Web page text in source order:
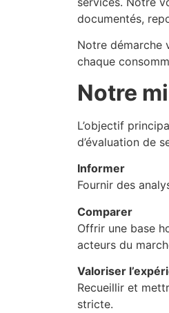
documentés,
Notre démarche
chaque
Notre
L’objectif
d’évaluation de
Informer
Fournir des
Comparer
Offrir une base
acteurs du
Valoriser
Recueillir et
stricte.